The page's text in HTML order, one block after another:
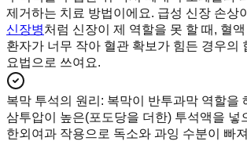
제거하는 치료 방법이에요. 급성 신장 손상
신장병처럼 신장이 제 역할을 못 할 때, 혈
환자가 너무 작아 혈관 확보가 힘든 경우의
요법으로 쓰여요.
복막 투석의 원리 : 복막이 반투과막 역할을
삼투압이 높은(포도당을 더한) 투석액을 넣
한외여과 작용으로 독소와 과잉 수분이 빠